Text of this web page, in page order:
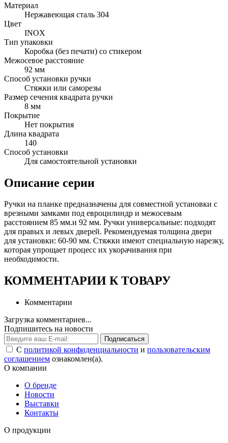
Материал
Нержавеющая сталь 304
Цвет
INOX
Тип упаковки
Коробка (без печати) со стикером
Межосевое расстояние
92 мм
Способ установки ручки
Стяжки или саморезы
Размер сечения квадрата ручки
8 мм
Покрытие
Нет покрытия
Длина квадрата
140
Способ установки
Для самостоятельной установки
Описание серии
Ручки на планке предназначены для совместной установки с
врезными замками под евроцилиндр и межосевым
расстоянием 85 мм.и 92 мм. Ручки универсальные: подходят
для правых и левых дверей. Рекомендуемая толщина двери
для установки: 60-90 мм. Cтяжки имеют специальную нарезку,
которая упрощает процесс их укорачивания при
необходимости.
КОММЕНТАРИИ К ТОВАРУ
Комментарии
Загрузка комментариев...
Подпишитесь на новости
Подписаться
С политикой конфиденциальности и пользовательским
соглашением ознакомлен(а).
О компании
О бренде
Новости
Выставки
Контакты
О продукции